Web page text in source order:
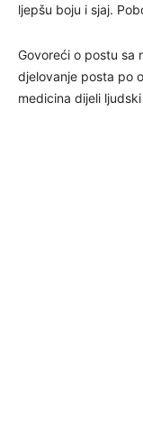
ljepšu boju i sjaj.
Govoreći o postu sa
djelovanje posta po
medicina dijeli